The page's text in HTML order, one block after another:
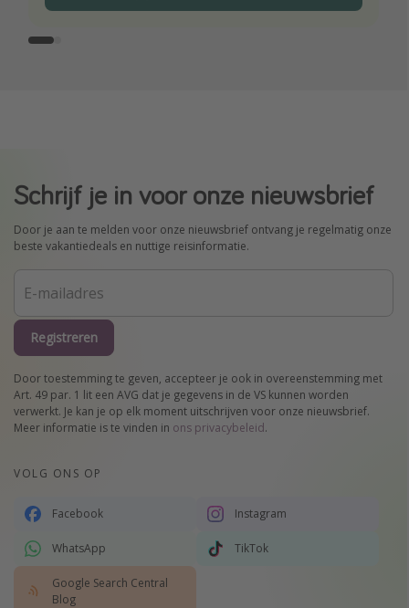
Schrijf je in voor onze nieuwsbrief
Door je aan te melden voor onze nieuwsbrief ontvang je regelmatig onze
beste vakantiedeals en nuttige reisinformatie.
Registreren
Door toestemming te geven, accepteer je ook in overeenstemming met
Art. 49 par. 1 lit een AVG dat je gegevens in de VS kunnen worden
verwerkt. Je kan je op elk moment uitschrijven voor onze nieuwsbrief.
Meer informatie is te vinden in ons privacybeleid.
VOLG ONS OP
Facebook Instagram
WhatsApp TikTok
Google Search Central
Blog